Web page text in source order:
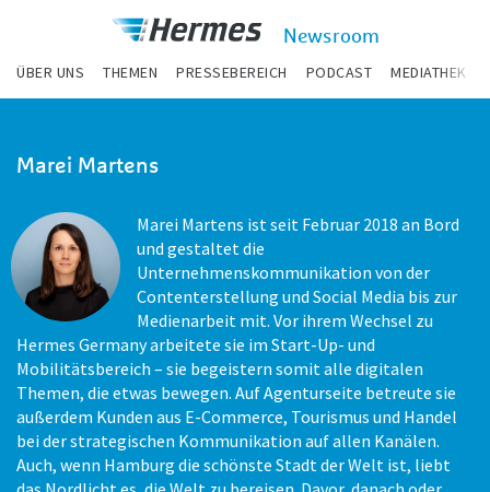
Newsroom
ÜBER UNS THEMEN PRESSEBEREICH PODCAST MEDIATHEK
Marei Martens
Marei Martens ist seit Februar 2018 an Bord
und gestaltet die
Unternehmenskommunikation von der
Contenterstellung und Social Media bis zur
Medienarbeit mit. Vor ihrem Wechsel zu
Hermes Germany arbeitete sie im Start-Up- und
Mobilitätsbereich – sie begeistern somit alle digitalen
Themen, die etwas bewegen. Auf Agenturseite betreute sie
außerdem Kunden aus E-Commerce, Tourismus und Handel
bei der strategischen Kommunikation auf allen Kanälen.
Auch, wenn Hamburg die schönste Stadt der Welt ist, liebt